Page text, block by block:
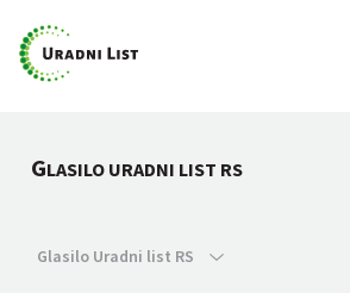
GLASILO URADNI LIST RS
Glasilo Uradni list RS